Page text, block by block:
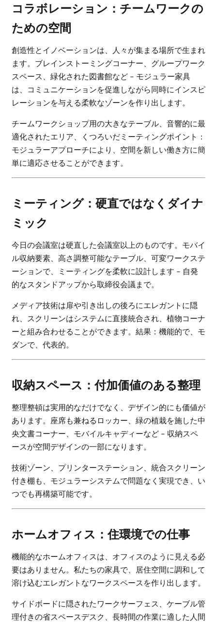
コラボレーション：チームワークの
ための空間
創造性とイノベーションは、人々が集まる場所で生まれ
ます。ブレインストーミングコーナー、グループワーク
スペース、緑化された図書館など - モジュラー家具
は、コミュニケーションを促進しながら同時にインスピ
レーションを与える柔軟なゾーンを作り出します。
チームワークショップ用の大きなテーブル、音響的に最
適化されたエリア、くつろいだミーティングポイント：
モジュラーアプローチにより、空間を新しい働き方に簡
単に適応させることができます。
ミーティング：硬直ではなくダイナ
ミック
今日の会議室は硬直した会議室以上のものです。モバイ
ル収納要素、高さ調整可能なテーブル、可変ワークステ
ーションで、ミーティングを柔軟に設計します - 自発
的なスタンドアップから取締役会議まで。
メディア技術は扉や引き出しの後ろにエレガントに隠
れ、スクリーンはシステムに直接統合され、植物コーナ
ーと組み合わせることができます。結果：機能的で、モ
ダンで、代表的。
収納スペース：付加価値のある整理
整理整頓は実用的なだけでなく、デザイン的にも価値が
あります。座席も兼ねるロッカー、緑の植栽を施した中
央文書コーナー、モバイルキャディーなど - 収納スペ
ースが空間デザインの一部になります。
技術ゾーン、プリンターステーション、統合スクリーン
付き棚も、モジュラーシステムで問題なく実現でき、い
つでも再構築可能です。
ホームオフィス：住環境での仕事
機能的なホームオフィスは、オフィスのように見える必
要はありません。私たちの家具で、居住空間に調和して
溶け込むエレガントなワークスペースを作り出します。
サイドボードに隠されたワークサーフェス、ケーブル管
理付きの省スペースデスク、長時間の作業に適した人間